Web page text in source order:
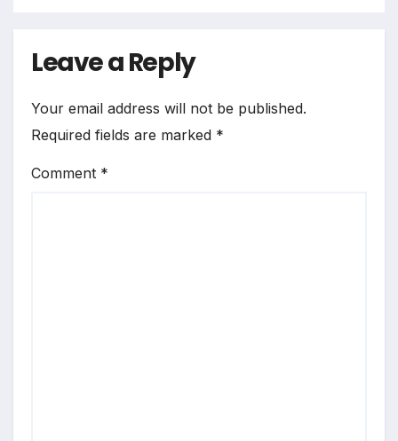
Leave a Reply
Your email address will not be published.
Required fields are marked *
Comment *